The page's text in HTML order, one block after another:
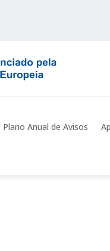
Plano Anual de Avisos